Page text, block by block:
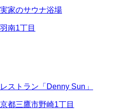
家のサウナ浴場
南1丁目
ストラン「Denny Sun」
都三鷹市野崎1丁目